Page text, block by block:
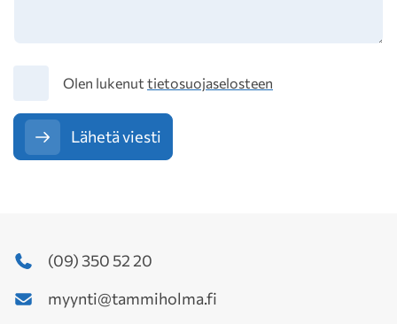
TietosuojaOlen lukenut tietosuojaselosteen
Lähetä viesti
(09) 350 52 20
myynti@tammiholma.fi